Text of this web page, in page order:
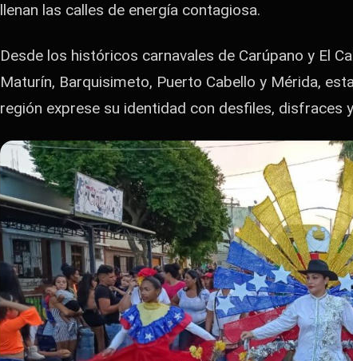
llenan las calles de energía contagiosa.
Desde los históricos carnavales de Carúpano y El
Maturín, Barquisimeto, Puerto Cabello y Mérida,
región exprese su identidad con desfiles, disfraces